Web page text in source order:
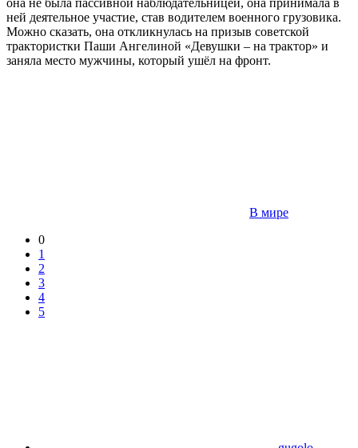
она не была пассивной наблюдательницей, она принимала в
ней деятельное участие, став водителем военного грузовика.
Можно сказать, она откликнулась на призыв советской
трактористки Паши Ангелиной «Девушки – на трактор» и
заняла место мужчины, который ушёл на фронт.
В мире
0
1
2
3
4
5